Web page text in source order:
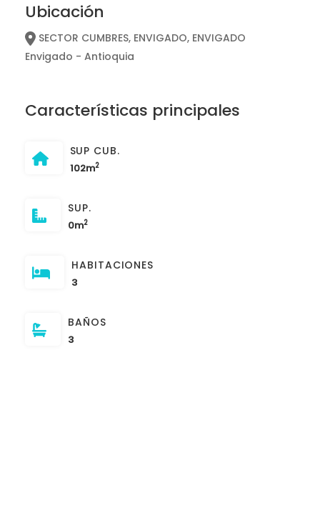
Ubicación
SECTOR CUMBRES, ENVIGADO, ENVIGADO
Envigado - Antioquia
Características principales
SUP CUB.
102m2
SUP.
0m2
HABITACIONES
3
BAÑOS
3